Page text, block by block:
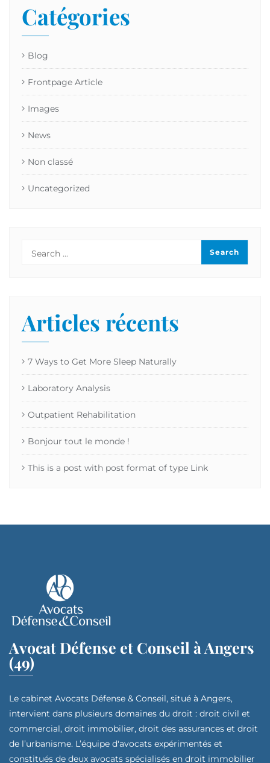
Catégories
Blog
Frontpage Article
Images
News
Non classé
Uncategorized
Articles récents
7 Ways to Get More Sleep Naturally
Laboratory Analysis
Outpatient Rehabilitation
Bonjour tout le monde !
This is a post with post format of type Link
Avocat Défense et Conseil à Angers
(49)
Le cabinet Avocats Défense & Conseil, situé à Angers,
intervient dans plusieurs domaines du droit : droit civil et
commercial, droit immobilier, droit des assurances et droit
de l’urbanisme. L’équipe d'avocats expérimentés et
constitués de deux avocats spécialisés en droit immobilier